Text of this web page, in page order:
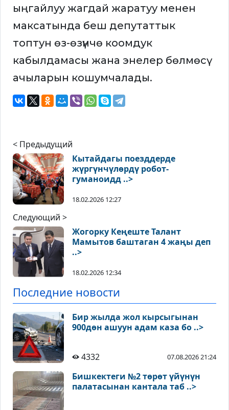
ыңгайлуу жагдай жаратуу менен
максатында беш депутаттык
топтун өз-өзүнчө коомдук
кабылдамасы жана энелер бөлмөсү
ачыларын кошумчалады.
< Предыдущий
Кытайдагы поезддерде
жүргүнчүлөрдү робот-
гуманоидд ..>
18.02.2026 12:27
Следующий >
Жогорку Кеңеште Талант
Мамытов баштаган 4 жаңы деп
..>
18.02.2026 12:34
Последние новости
Бир жылда жол кырсыгынан
900дөн ашуун адам каза бо ..>
4332 07.08.2026 21:24
Бишкектеги №2 төрөт үйүнүн
палатасынан кантала таб ..>